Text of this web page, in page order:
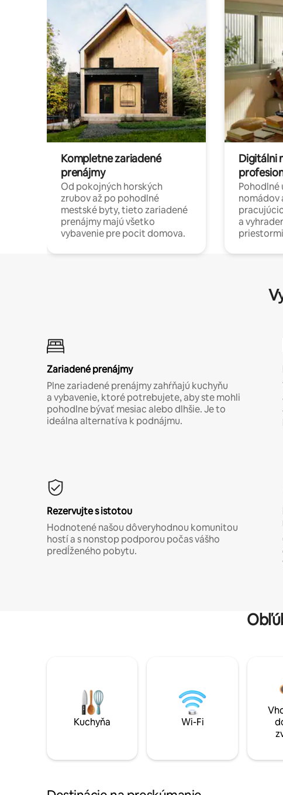
Kompletne zariadené
prenájmy
Od pokojných horských
zrubov až po pohodlné
mestské byty, tieto zariadené
prenájmy majú všetko
vybavenie pre pocit domova.
Digitálni
Pohodlné
nomádov
a
Zariadené prenájmy
Plne zariadené prenájmy zahŕňajú kuchyňu
a vybavenie, ktoré potrebujete, aby ste mohli
pohodlne bývať mesiac alebo dlhšie. Je to
ideálna alternatíva k podnájmu.
Rezervujte s istotou
Hodnotené našou dôveryhodnou komunitou
hostí a s nonstop podporou počas vášho
predĺženého pobytu.
Kuchyňa Wi-Fi